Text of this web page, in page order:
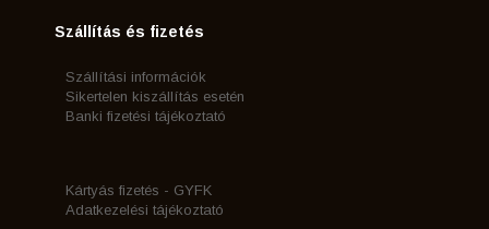
Szállítás és fizetés
Szállítási információk
Sikertelen kiszállítás esetén
Banki fizetési tájékoztató
Kártyás fizetés - GYFK
Adatkezelési tájékoztató